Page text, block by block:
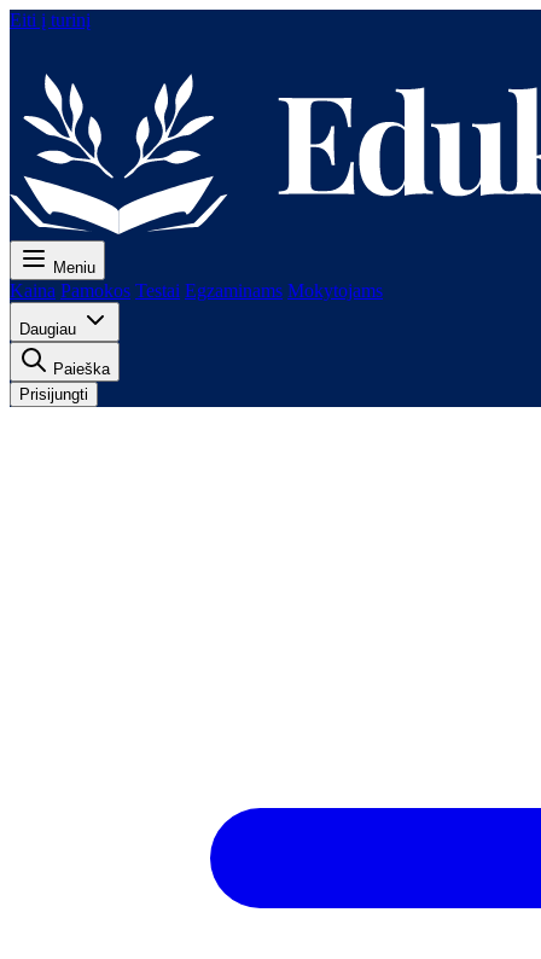
Eiti į turinį
Meniu
Kaina Pamokos Testai Egzaminams Mokytojams
Daugiau
Paieška
Prisijungti